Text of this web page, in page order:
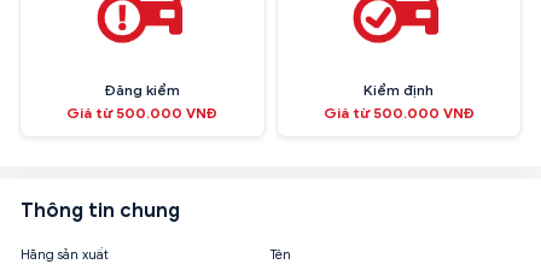
Đăng kiểm
Giá từ 500.000 VNĐ
Kiểm định
Giá từ 500.000 VNĐ
Thông tin chung
Hãng sản xuất Tên